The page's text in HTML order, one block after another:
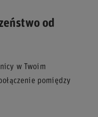
od
w Twoim
pomiędzy